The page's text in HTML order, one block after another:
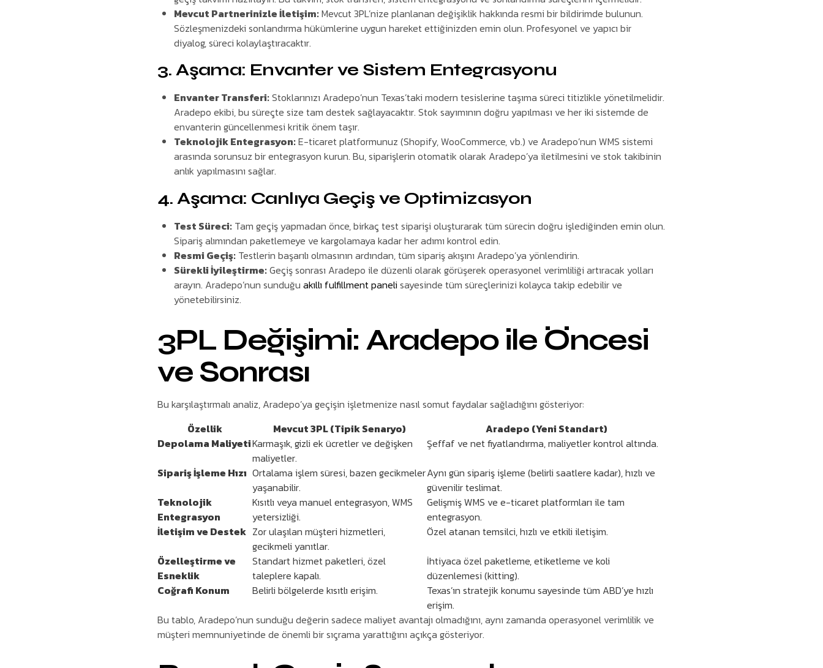
Mevcut Partnerinizle İletişim:Mevcut 3PL’nize planlanan değişiklik hakkında resmi bir bildirimde bulunun.
Sözleşmenizdeki sonlandırma hükümlerine uygun hareket ettiğinizden emin olun. Profesyonel ve yapıcı bir
diyalog, süreci kolaylaştıracaktır.
3. Aşama: Envanter ve Sistem Entegrasyonu
Envanter Transferi:Stoklarınızı Aradepo’nun Texas’taki modern tesislerine taşıma süreci titizlikle yönetilmelidir.
Aradepo ekibi, bu süreçte size tam destek sağlayacaktır. Stok sayımının doğru yapılması ve her iki sistemde de
envanterin güncellenmesi kritik önem taşır.
Teknolojik Entegrasyon:E-ticaret platformunuz (Shopify, WooCommerce, vb.) ve Aradepo’nun WMS sistemi
arasında sorunsuz bir entegrasyon kurun. Bu, siparişlerin otomatik olarak Aradepo’ya iletilmesini ve stok takibinin
anlık yapılmasını sağlar.
4. Aşama: Canlıya Geçiş ve Optimizasyon
Test Süreci: Tam geçiş yapmadan önce, birkaç test siparişi oluşturarak tüm sürecin doğru işlediğinden emin olun.
Sipariş alımından paketlemeye ve kargolamaya kadar her adımı kontrol edin.
Resmi Geçiş: Testlerin başarılı olmasının ardından, tüm sipariş akışını Aradepo’ya yönlendirin.
Sürekli İyileştirme:Geçiş sonrası Aradepo ile düzenli olarak görüşerek operasyonel verimliliği artıracak yolları
arayın. Aradepo’nun sunduğuakıllı fulfillment paneli sayesinde tüm süreçlerinizi kolayca takip edebilir ve
yönetebilirsiniz.
3PL Değişimi: Aradepo ile Öncesi
ve Sonrası
Bu karşılaştırmalı analiz, Aradepo’ya geçişin işletmenize nasıl somut faydalar sağladığını gösteriyor:
Özellik
Mevcut 3PL (Tipik Senaryo)
Aradepo (Yeni Standart)
Depolama MaliyetiKarmaşık, gizli ek ücretler ve değişken
maliyetler.
Şeffaf ve net fiyatlandırma, maliyetler kontrol altında.
Sipariş İşleme Hızı Ortalama işlem süresi, bazen gecikmeler
yaşanabilir.
Aynı gün sipariş işleme (belirli saatlere kadar), hızlı ve
güvenilir teslimat.
Teknolojik
Entegrasyon
Kısıtlı veya manuel entegrasyon, WMS
yetersizliği.
Gelişmiş WMS ve e-ticaret platformları ile tam
entegrasyon.
İletişim ve Destek Zor ulaşılan müşteri hizmetleri,
gecikmeli yanıtlar.
Özel atanan temsilci, hızlı ve etkili iletişim.
Özelleştirme ve
Esneklik
Standart hizmet paketleri, özel
taleplere kapalı.
İhtiyaca özel paketleme, etiketleme ve koli
düzenlemesi (kitting).
Coğrafi Konum
Belirli bölgelerde kısıtlı erişim.
Texas’ın stratejik konumu sayesinde tüm ABD’ye hızlı
erişim.
Bu tablo, Aradepo’nun sunduğu değerin sadece maliyet avantajı olmadığını, aynı zamanda operasyonel verimlilik ve
müşteri memnuniyetinde de önemli bir sıçrama yarattığını açıkça gösteriyor.